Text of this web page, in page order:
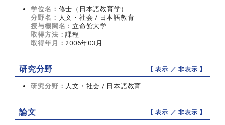
学位名： 修士（日本語教育学）
分野名： 人文・社会 / 日本語教育
授与機関名： 立命館大学
取得方法：課程
取得年月：2006年03月
研究分野 【 表示 ／非表示 】
研究分野： 人文・社会 / 日本語教育
論文 【 表示 ／非表示 】